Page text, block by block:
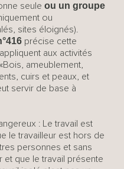
seule ou un groupe
ou
sites éloignés).
précise cette
aux activités
ameublement,
cuirs et peaux, et
servir de base à
: Le travail est
le travailleur est hors de
personnes et sans
que le travail présente